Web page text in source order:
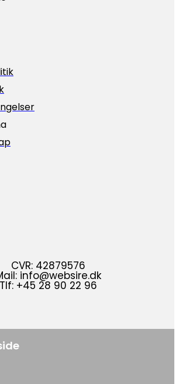
CVR: 42879576
info@websire.dk
Tlf: +45 28 90 22 96